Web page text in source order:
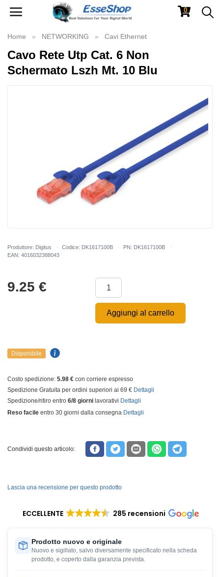
Toggle
0
Home NETWORKING Cavi Ethernet
Cavo Rete Utp Cat. 6 Non
Schermato Lszh Mt. 10 Blu
Produttore: Digitus Codice: DK1617100B
PN: DK1617100B
EAN: 4016032388043
9.25 €
Aggiungi al carrello
Disponibile
Costo spedizione: 5.98 € con corriere espresso
Spedizione Gratuita per ordini superiori ai 69 € Dettagli
Spedizione/ritiro entro 6/8 giorni lavorativi Dettagli
Reso facile entro 30 giorni dalla consegna Dettagli
Condividi questo articolo:
Lascia una recensione per questo prodotto
ECCELLENTE 285 recensioni
Prodotto nuovo e originale
Nuovo e sigillato, salvo diversamente specificato nella scheda
prodotto, e coperto dalla garanzia prevista.